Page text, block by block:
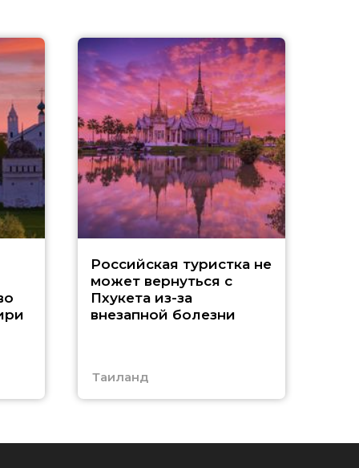
Российская туристка не
может вернуться с
Пхукета из-за
внезапной болезни
Таиланд